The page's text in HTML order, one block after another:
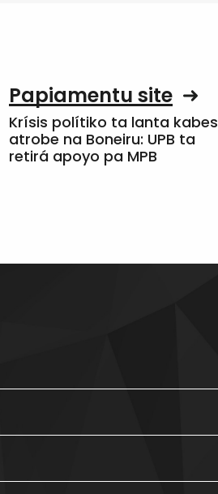
Papiamentu site
Krísis polítiko ta lanta kabes
atrobe na Boneiru: UPB ta
retirá apoyo pa MPB